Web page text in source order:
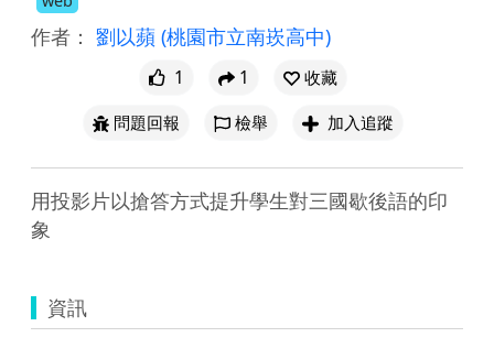
作者： 劉以蘋 (桃園市立南崁高中)
1 1
收藏
問題回報
檢舉 加入追蹤
用投影片以搶答方式提升學生對三國歇後語的印
象
資訊